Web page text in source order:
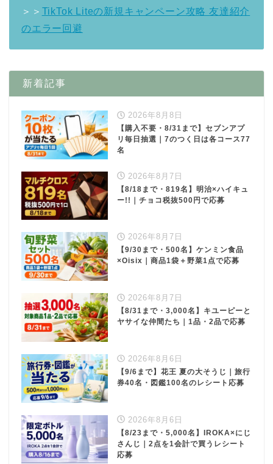
＞＞ TikTok Liteの新規キャンペーン攻略 友達紹介
のエラー回避
新着記事
2026年8月8日
【購入不要・8/31まで】セブンアプ
リ毎日抽選｜7のつく日は各コース77
名
2026年8月7日
【8/18まで・819名】明治×ハイキュ
ー!!｜チョコ税抜500円で応募
2026年8月7日
【9/30まで・500名】ケンミン食品
×Oisix｜商品1袋＋野菜1点で応募
2026年8月7日
【8/31まで・3,000名】キユーピーと
ヤサイな仲間たち｜1品・2品で応募
2026年8月6日
【9/6まで】花王 夏の大そうじ｜旅行
券40名・図鑑100名のレシート応募
2026年8月6日
【8/23まで・5,000名】IROKA×にじ
さんじ｜2点を1会計で買うレシート
応募